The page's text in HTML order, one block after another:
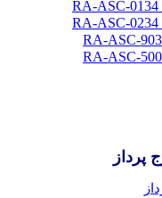
پرداز